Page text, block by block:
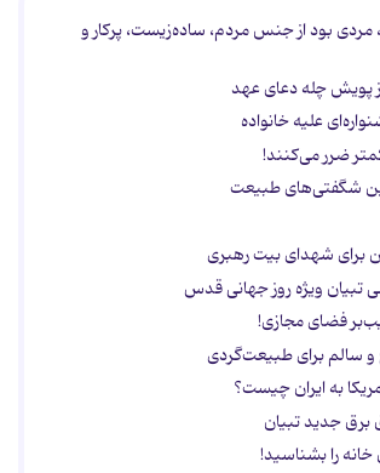
بود از جنس مردم، ساده‌زیست، پرکار و
پویش چله دعای عهد
ضرر می‌کنند!
شگفتی‌های طبیعت
برای شهدای بیت رهبری
ویژه روز جهانی قدس
فضای مجازی!
به ایران چیست؟
برق جدید تبیان
را بشناسید!